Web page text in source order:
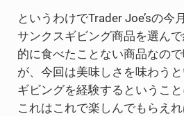
というわけでTrader Joe’sの今
サンクスギビング商品を選ん
的に食べたことない商品なの
が、今回は美味しさを味わう
ギビングを経験するということ
これはこれで楽しんでもらえれ